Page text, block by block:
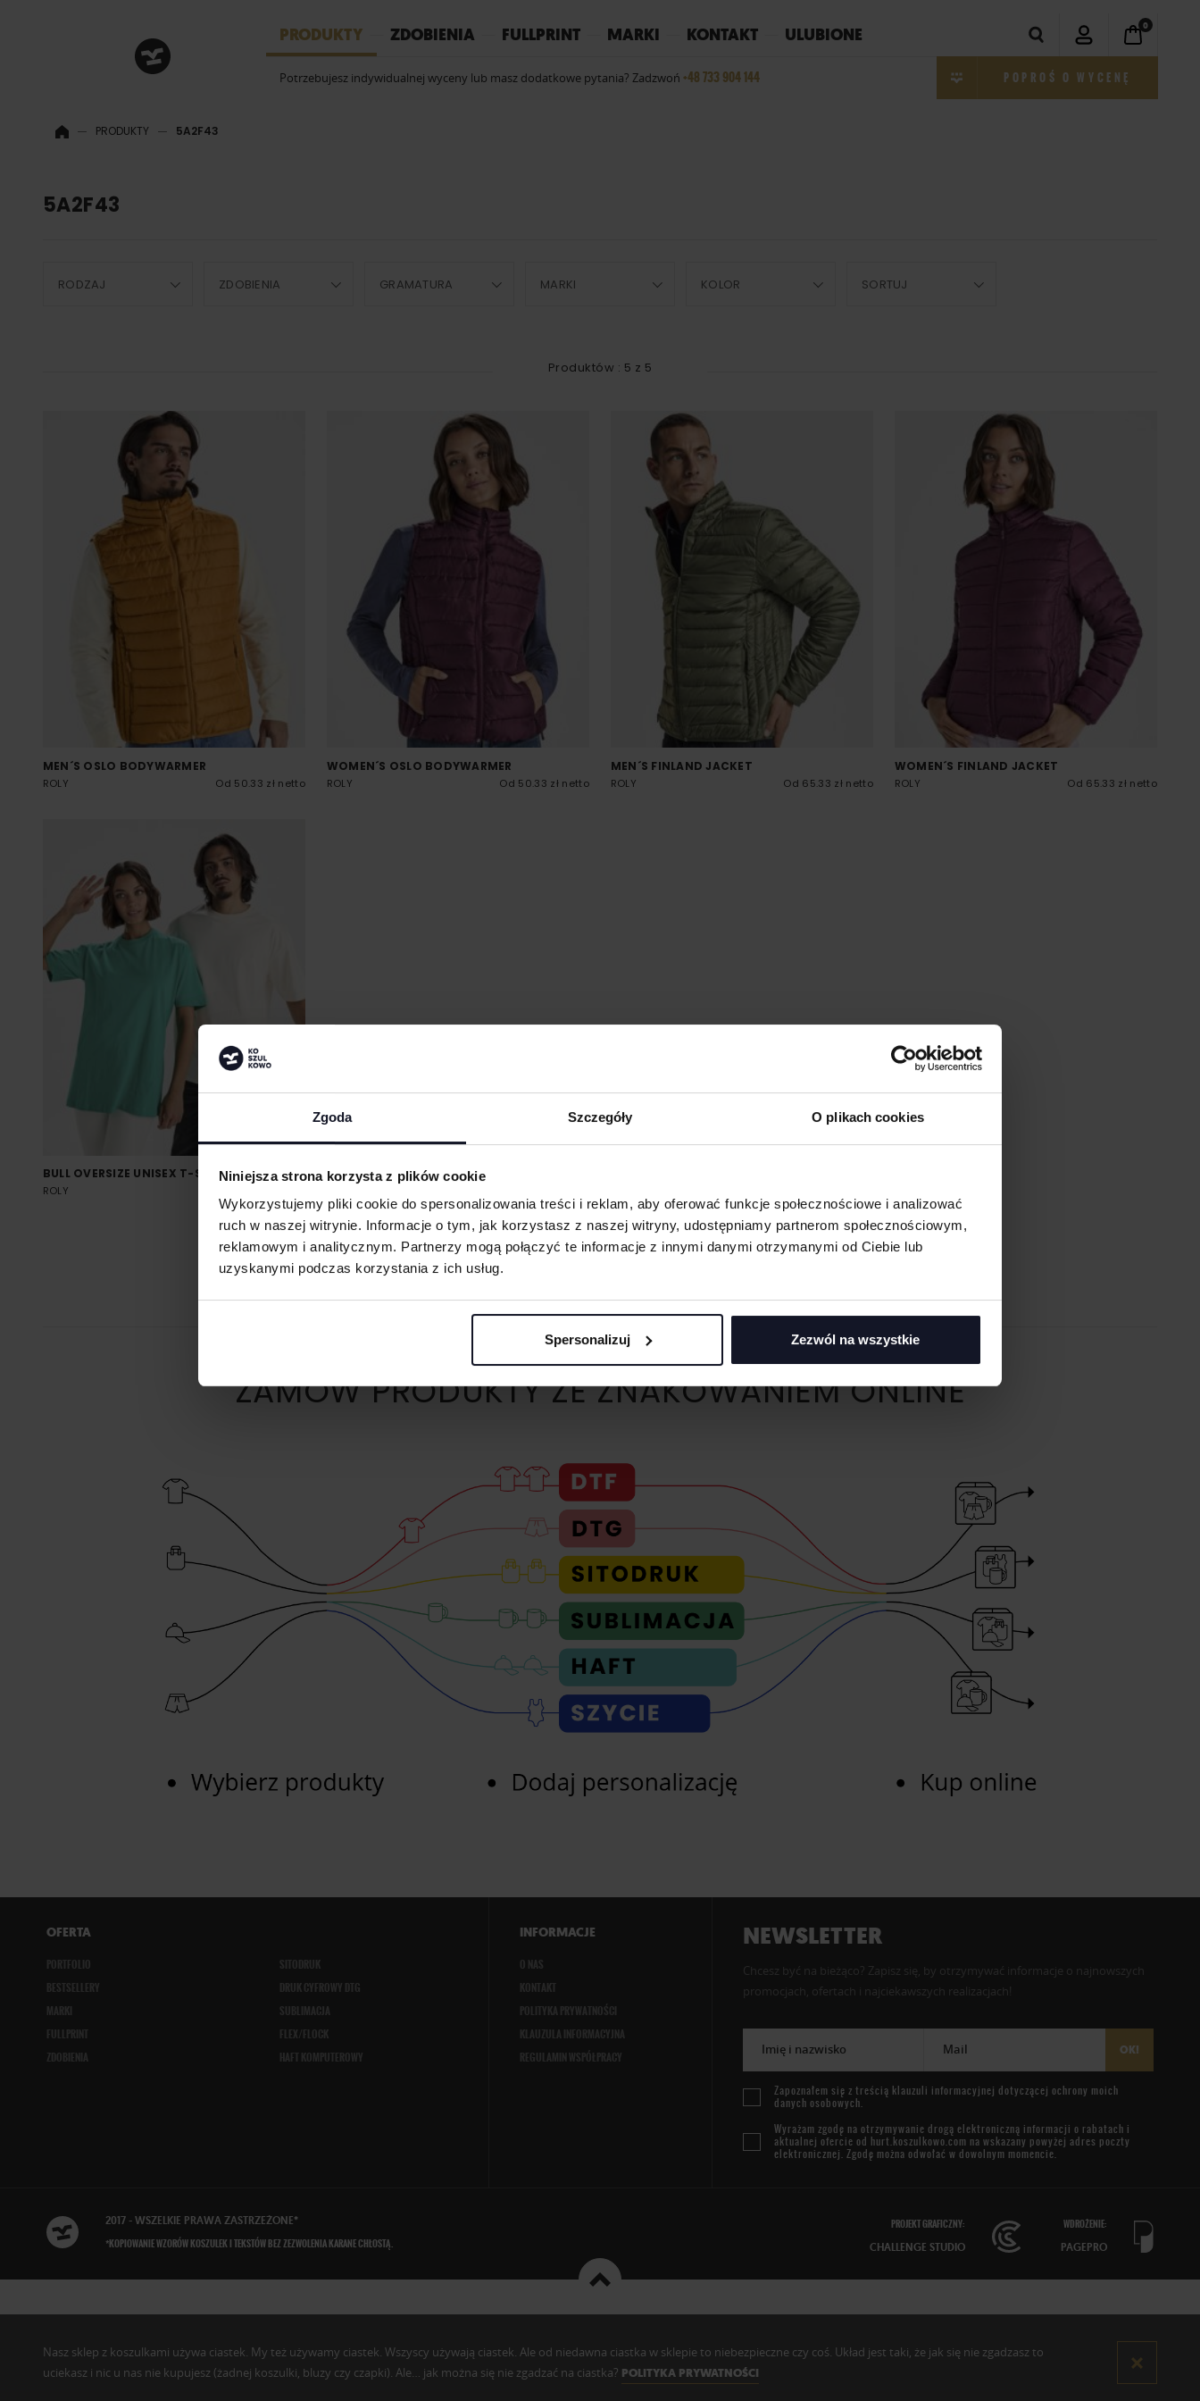
Zgoda Szczegóły O plikach cookies
Niniejsza strona korzysta z plików cookie
Wykorzystujemy pliki cookie do spersonalizowania treści i reklam, aby oferować funkcje społecznościowe i analizować
ruch w naszej witrynie. Informacje o tym, jak korzystasz z naszej witryny, udostępniamy partnerom społecznościowym,
reklamowym i analitycznym. Partnerzy mogą połączyć te informacje z innymi danymi otrzymanymi od Ciebie lub
uzyskanymi podczas korzystania z ich usług.
Spersonalizuj Zezwól na wszystkie
PRODUKTY ZDOBIENIA FULLPRINT MARKI KONTAKT ULUBIONE
Potrzebujesz indywidualnej wyceny lub masz dodatkowe pytania? Zadzwoń +48 733 904 144
0
POPROŚ O WYCENĘ
PRODUKTY 5A2F43
5A2F43
RODZAJ ZDOBIENIA GRAMATURA MARKI KOLOR SORTUJ
Produktów : 5 z 5
MEN´S OSLO BODYWARMER
ROLY Od 50.33 zł netto
WOMEN´S OSLO BODYWARMER
ROLY Od 50.33 zł netto
MEN´S FINLAND JACKET
ROLY Od 65.33 zł netto
WOMEN´S FINLAND JACKET
ROLY Od 65.33 zł netto
BULL OVERSIZE UNISEX T-SHIRT
ROLY
ZAMÓW PRODUKTY ZE ZNAKOWANIEM ONLINE
OFERTA
PORTFOLIO
BESTSELLERY
MARKI
FULLPRINT
ZDOBIENIA
SITODRUK
DRUK CYFROWY DTG
SUBLIMACJA
FLEX/FLOCK
HAFT KOMPUTEROWY
INFORMACJE
O NAS
KONTAKT
POLITYKA PRYWATNOŚCI
KLAUZULA INFORMACYJNA
REGULAMIN WSPÓŁPRACY
NEWSLETTER
Chcesz być na bieżąco? Zapisz się, by otrzymywać informacje o najnowszych
promocjach, ofertach i najciekawszych realizacjach!
Imię i nazwisko Mail OK!
Zapoznałem się z treścią klauzuli informacyjnej dotyczącej ochrony moich
danych osobowych.
Wyrażam zgodę na otrzymywanie drogą elektroniczną informacji o rabatach i
aktualnej ofercie od hurt.koszulkowo.com na wskazany powyżej adres poczty
elektronicznej. Zgodę można odwołać w dowolnym momencie.
2017 - WSZELKIE PRAWA ZASTRZEŻONE*
*KOPIOWANIE WZORÓW KOSZULEK I TEKSTÓW BEZ ZEZWOLENIA KARANE CHŁOSTĄ.
PROJEKT GRAFICZNY:
CHALLENGE STUDIO
WDROŻENIE:
PAGEPRO
Nasz sklep z koszulkami używa ciastek. My też używamy ciastek. Wszyscy używają ciastek. Ale od niedawna ciastka w sklepie to niebezpieczne czy coś. Układ jest taki, że jak się nie zgadzasz to
uciekasz i nic u nas nie kupujesz (żadnej koszulki, bluzy czy czapki). Ale… jak można się nie zgadzać na ciastka? POLITYKA PRYWATNOŚCI